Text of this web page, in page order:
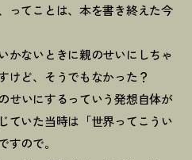
ってことは、本を書き終えた今
ないときに親のせいにしちゃ
けど、そうでもなかった ？
いにするっていう発想自体が
ていた当時は「世界ってこうい
すので。